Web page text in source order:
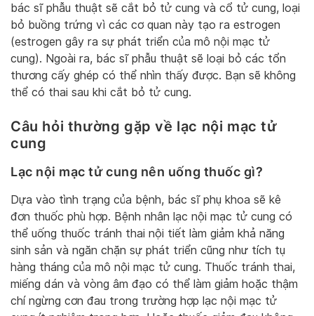
bác sĩ phẫu thuật sẽ cắt bỏ tử cung và cổ tử cung, loại
bỏ buồng trứng vì các cơ quan này tạo ra estrogen
(estrogen gây ra sự phát triển của mô nội mạc tử
cung). Ngoài ra, bác sĩ phẫu thuật sẽ loại bỏ các tổn
thương cấy ghép có thể nhìn thấy được. Bạn sẽ không
thể có thai sau khi cắt bỏ tử cung.
Câu hỏi thường gặp về lạc nội mạc tử
cung
Lạc nội mạc tử cung nên uống thuốc gì?
Dựa vào tình trạng của bệnh, bác sĩ phụ khoa sẽ kê
đơn thuốc phù hợp. Bệnh nhân lạc nội mạc tử cung có
thể uống thuốc tránh thai nội tiết làm giảm khả năng
sinh sản và ngăn chặn sự phát triển cũng như tích tụ
hàng tháng của mô nội mạc tử cung. Thuốc tránh thai,
miếng dán và vòng âm đạo có thể làm giảm hoặc thậm
chí ngừng cơn đau trong trường hợp lạc nội mạc tử